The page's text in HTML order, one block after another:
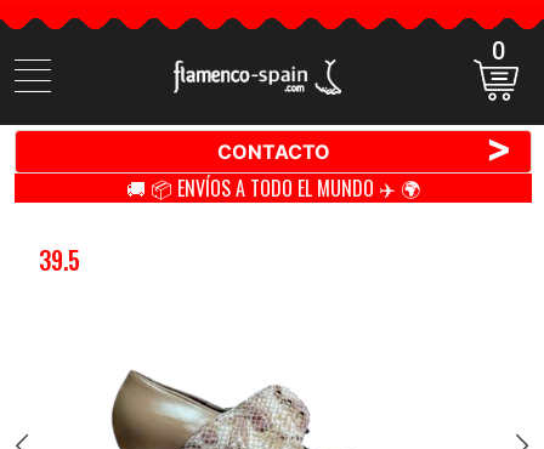
Buscar
productos
0
CONTACTO >
🚚 📦 ENVÍOS A TODO EL MUNDO ✈️ 🌍
39.5